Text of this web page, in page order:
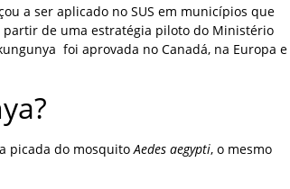
a ser aplicado no SUS em municípios que
de uma estratégia piloto do Ministério
foi aprovada no Canadá, na Europa e
picada do mosquito Aedes aegypti, o mesmo